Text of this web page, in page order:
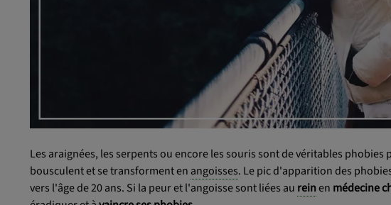
Les araignées, les serpents ou encore les souris sont de véritables
bousculent et se transforment en angoisses. Le pic d'apparition des
vers l'âge de 20 ans. Si la peur et l'angoisse sont liées au reinen médecine